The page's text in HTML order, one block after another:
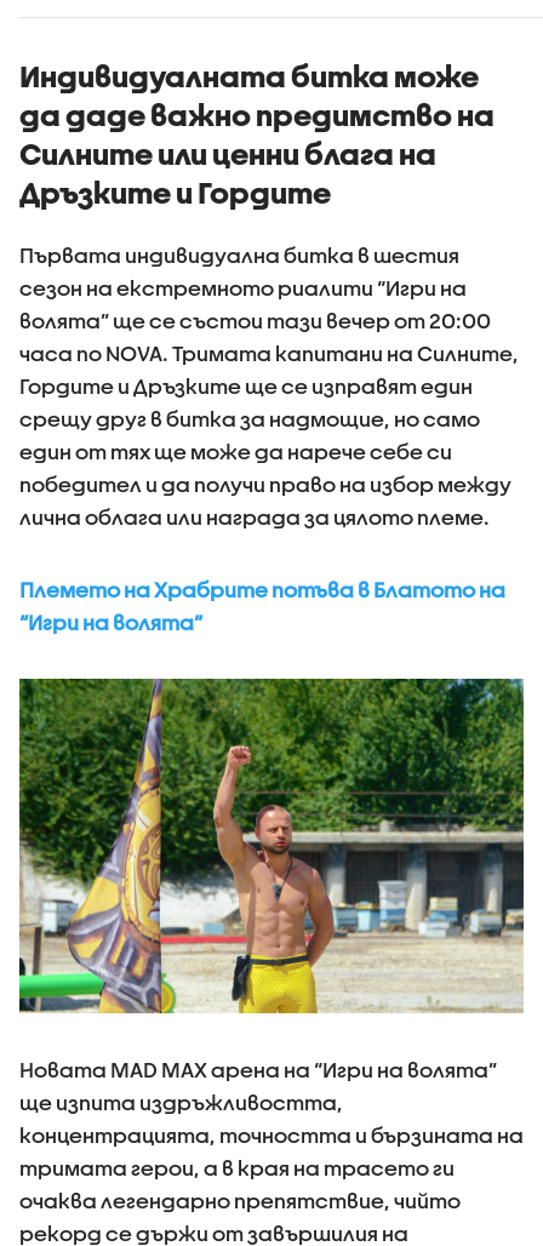
Индивидуалната битка може
да даде важно предимство на
Силните или ценни блага на
Дръзките и Гордите
Първата индивидуална битка в шестия
сезон на екстремното риалити “Игри на
волята” ще се състои тази вечер от 20:00
часа по NOVA. Тримата капитани на Силните,
Гордите и Дръзките ще се изправят един
срещу друг в битка за надмощие, но само
един от тях ще може да нарече себе си
победител и да получи право на избор между
лична облага или награда за цялото племе.
Племето на Храбрите потъва в Блатото на
“Игри на волята”
Новата MAD MAX арена на “Игри на волята”
ще изпита издръжливостта,
концентрацията, точността и бързината на
тримата герои, а в края на трасето ги
очаква легендарно препятствие, чийто
рекорд се държи от завършилия на